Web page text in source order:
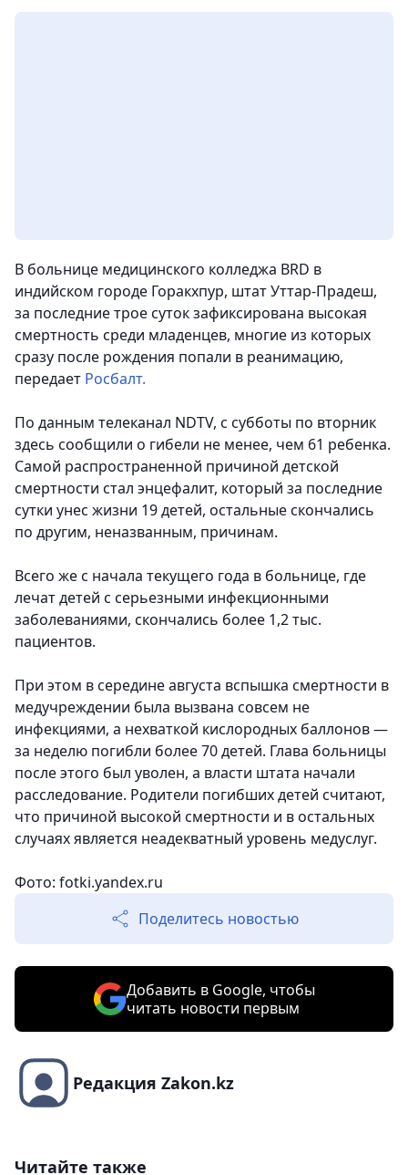
В больнице медицинского колледжа BRD в
индийском городе Горакхпур, штат Уттар-Прадеш,
за последние трое суток зафиксирована высокая
смертность среди младенцев, многие из которых
сразу после рождения попали в реанимацию,
передает Росбалт.
По данным телеканал NDTV, с субботы по вторник
здесь сообщили о гибели не менее, чем 61 ребенка.
Самой распространенной причиной детской
смертности стал энцефалит, который за последние
сутки унес жизни 19 детей, остальные скончались
по другим, неназванным, причинам.
Всего же с начала текущего года в больнице, где
лечат детей с серьезными инфекционными
заболеваниями, скончались более 1,2 тыс.
пациентов.
При этом в середине августа вспышка смертности в
медучреждении была вызвана совсем не
инфекциями, а нехваткой кислородных баллонов —
за неделю погибли более 70 детей. Глава больницы
после этого был уволен, а власти штата начали
расследование. Родители погибших детей считают,
что причиной высокой смертности и в остальных
случаях является неадекватный уровень медуслуг.
Фото: fotki.yandex.ru
Поделитесь новостью
Добавить в Google, чтобы
читать новости первым
Редакция Zakon.kz
Читайте также